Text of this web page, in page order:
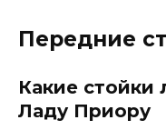
Передние
Какие стойки
Ладу Приору